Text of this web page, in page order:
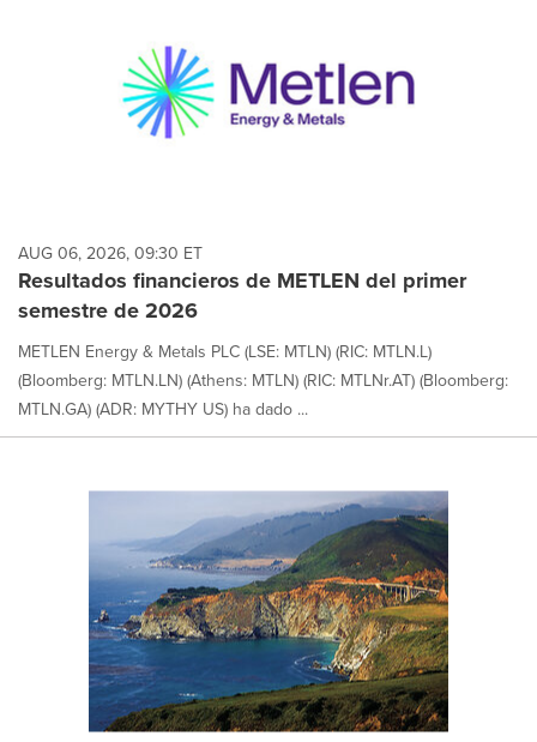
AUG 06, 2026, 09:30 ET
Resultados financieros de METLEN del primer
semestre de 2026
METLEN Energy & Metals PLC (LSE: MTLN) (RIC: MTLN.L)
(Bloomberg: MTLN.LN) (Athens: MTLN) (RIC: MTLNr.AT) (Bloomberg:
MTLN.GA) (ADR: MYTHY US) ha dado ...